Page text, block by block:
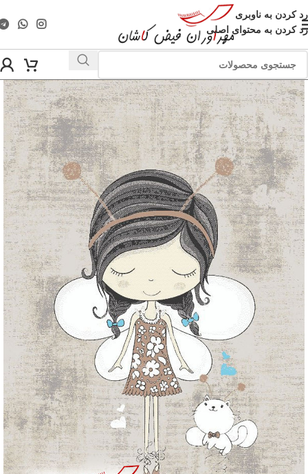
رد کردن به ناوبری
رد کردن به محتوای اصلی